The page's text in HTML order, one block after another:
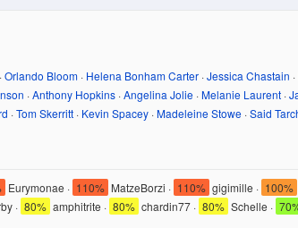
Orlando Bloom · Helena Bonham Carter ·Jessica Chastain ·
·Anthony Hopkins ·Angelina Jolie ·Melanie Laurent ·
·Tom Skerritt · Kevin Spacey ·Madeleine Stowe ·Said
Eurymonae · 110% MatzeBorzi · 110% gigimille · 100%
· 80% amphitrite · 80% chardin77 · 80% Schelle ·